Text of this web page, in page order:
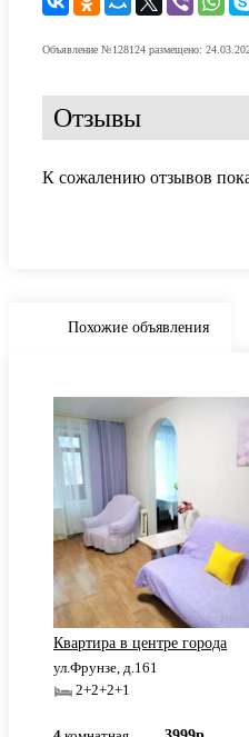
Объявление №128124 размещено:
Отзывы
К сожалению отзывов
Похожие объявления
Квартира в центре города
ул.Фрунзе, д.161
2+2+2+1